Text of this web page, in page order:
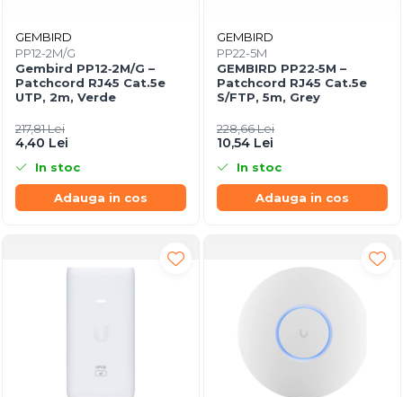
GEMBIRD
PP12-2M/G
Gembird PP12‑2M/G –
Patchcord RJ45 Cat.5e
UTP, 2m, Verde
217,81 Lei
4,40 Lei
In stoc
Adauga in cos
GEMBIRD
PP22-5M
GEMBIRD PP22‑5M –
Patchcord RJ45 Cat.5e
S/FTP, 5m, Grey
228,66 Lei
10,54 Lei
In stoc
Adauga in cos